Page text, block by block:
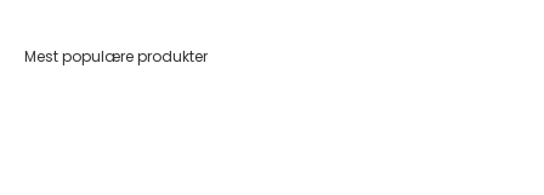
Mest populære produkter